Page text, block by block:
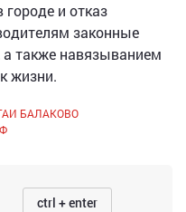
и отказ
законные
а также навязыванием
жизни.
БАЛАКОВО
ctrl + enter